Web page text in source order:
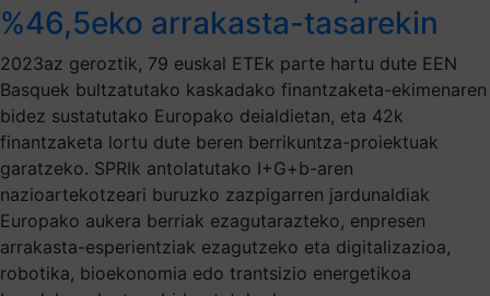
%46,5eko arrakasta-tasarekin
2023az geroztik, 79 euskal ETEk parte hartu dute EEN
Basquek bultzatutako kaskadako finantzaketa-ekimenaren
bidez sustatutako Europako deialdietan, eta 42k
finantzaketa lortu dute beren berrikuntza-proiektuak
garatzeko. SPRIk antolatutako I+G+b-aren
nazioartekotzeari buruzko zazpigarren jardunaldiak
Europako aukera berriak ezagutarazteko, enpresen
arrakasta-esperientziak ezagutzeko eta digitalizazioa,
robotika, bioekonomia edo trantsizio energetikoa